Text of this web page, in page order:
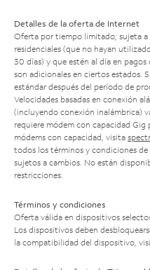
Detalles de la oferta de Internet
Oferta por tiempo limitado; sujeta a
residenciales (que no hayan
30 días) y que estén al día en
son adicionales en ciertos estados.
estándar después del período de
Velocidades basadas en conexión
(incluyendo conexión inalámbrica)
requiere módem con capacidad Gig
módems con capacidad, visita
todos los términos y condiciones
sujetos a cambios. No están
restricciones.
Términos y condiciones
Oferta válida en dispositivos
Los dispositivos deben
la compatibilidad del dispositivo,